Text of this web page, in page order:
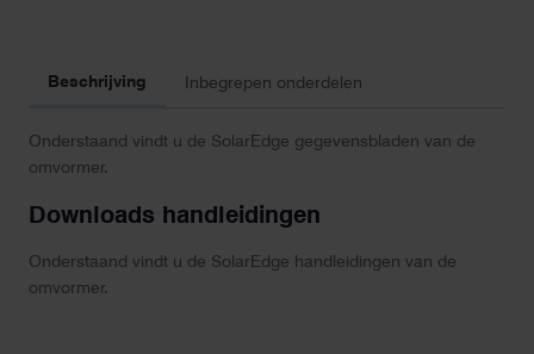
Beschrijving Inbegrepen onderdelen
Onderstaand vindt u de SolarEdge gegevensbladen van de
omvormer.
Downloads handleidingen
Onderstaand vindt u de SolarEdge handleidingen van de
omvormer.